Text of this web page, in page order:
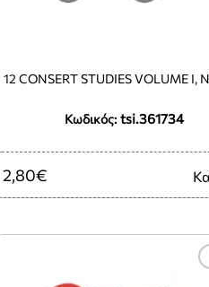
Κωδικός: tsi.361734
12 CONSERT STUDIES VOLUME I,
2,80€